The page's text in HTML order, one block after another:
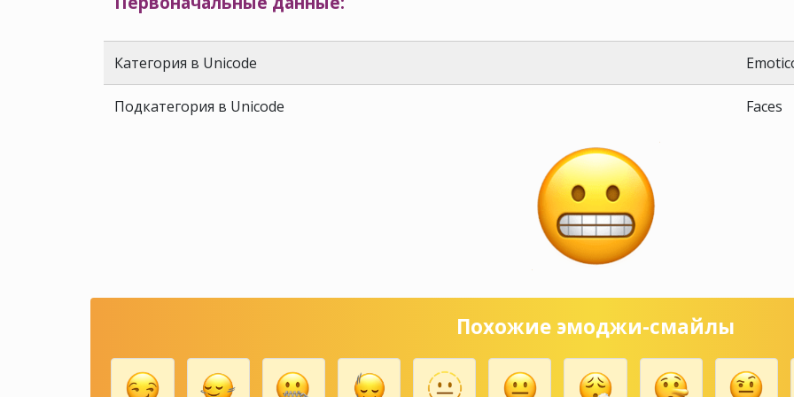
Категория в Unicode
Подкатегория в Unicode Faces
Похожие эмоджи-смайлы